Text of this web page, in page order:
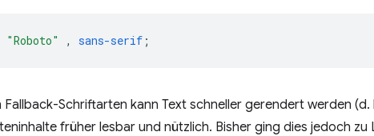
"Roboto" , sans-serif ;
Fallback-Schriftarten kann Text schneller gerendert werden (d.
früher lesbar und nützlich. Bisher ging dies jedoch